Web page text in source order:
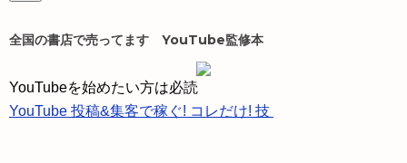
ド
ス
全国の書店で売ってます YouTube監修本
YouTubeを始めたい方は必読
YouTube 投稿&集客で稼ぐ! コレだけ! 技